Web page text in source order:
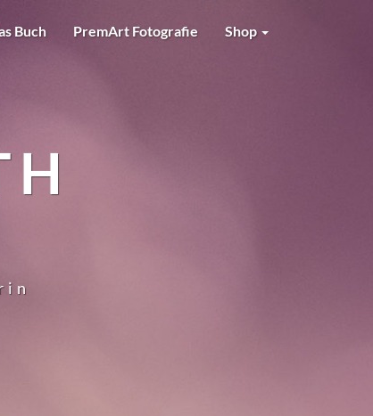
Buch PremArt Fotografie Shop